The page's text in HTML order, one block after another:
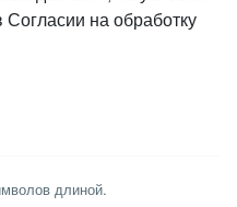
на обработку
длиной.